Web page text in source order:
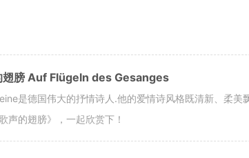
翅膀 Auf Flügeln des Gesanges
是德国伟大的抒情诗人.他的爱情诗风格既清新、柔美
声的翅膀》，一起欣赏下！